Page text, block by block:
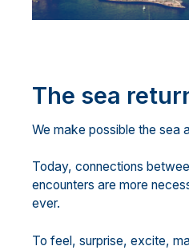
The sea
We make possible the sea
Today, connections
encounters are more
ever.
To feel, surprise, excite,